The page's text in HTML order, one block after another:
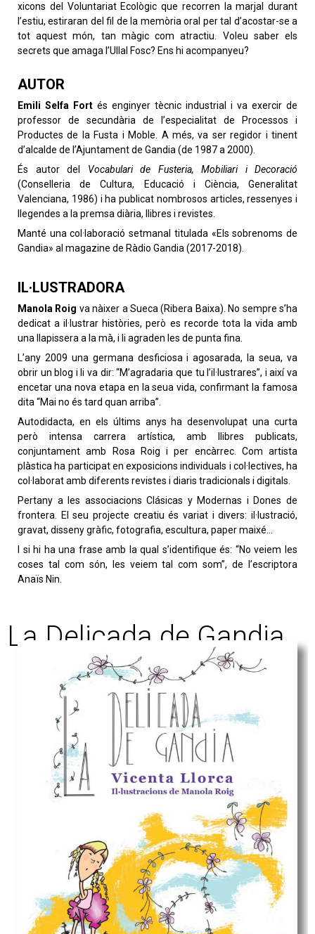
xicons del Voluntariat Ecològic que recorren la marjal durant
l’estiu, estiraran del fil de la memòria oral per tal d’acostar-se a
tot aquest món, tan màgic com atractiu. Voleu saber els
secrets que amaga l’Ullal Fosc? Ens hi acompanyeu?
AUTOR
Emili Selfa Fort és enginyer tècnic industrial i va exercir de
professor de secundària de l’especialitat de Processos i
Productes de la Fusta i Moble. A més, va ser regidor i tinent
d’alcalde de l’Ajuntament de Gandia (de 1987 a 2000).
És autor del Vocabulari de Fusteria, Mobiliari i Decoració
(Conselleria de Cultura, Educació i Ciència, Generalitat
Valenciana, 1986) i ha publicat nombrosos articles, ressenyes i
llegendes a la premsa diària, llibres i revistes.
Manté una col·laboració setmanal titulada «Els sobrenoms de
Gandia» al magazine de Ràdio Gandia (2017-2018).
IL·LUSTRADORA
Manola Roig va nàixer a Sueca (Ribera Baixa). No sempre s’ha
dedicat a il·lustrar històries, però es recorde tota la vida amb
una llapissera a la mà, i li agraden les de punta fina.
L’any 2009 una germana desficiosa i agosarada, la seua, va
obrir un blog i li va dir: “M’agradaria que tu l’il·lustrares”, i així va
encetar una nova etapa en la seua vida, confirmant la famosa
dita “Mai no és tard quan arriba”.
Autodidacta, en els últims anys ha desenvolupat una curta
però intensa carrera artística, amb llibres publicats,
conjuntament amb Rosa Roig i per encàrrec. Com artista
plàstica ha participat en exposicions individuals i col·lectives, ha
col·laborat amb diferents revistes i diaris tradicionals i digitals.
Pertany a les associacions Clásicas y Modernas i Dones de
frontera. El seu projecte creatiu és variat i divers: il·lustració,
gravat, disseny gràfic, fotografia, escultura, paper maixé…
I si hi ha una frase amb la qual s’identifique és: “No veiem les
coses tal com són, les veiem tal com som”, de l’escriptora
Anaïs Nin.
La Delicada de Gandia